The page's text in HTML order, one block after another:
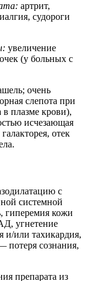
артрит,
судороги
увеличение
(у больных с
очень
слепота при
плазме крови),
исчезающая
отек
с
системной
гиперемия кожи
угнетение
и/или тахикардия,
потеря сознания,
препарата из